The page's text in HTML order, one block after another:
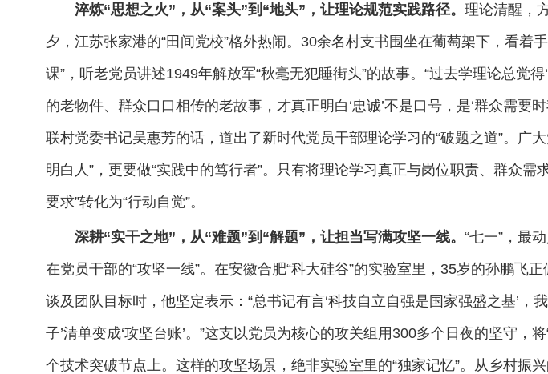
淬炼“思想之火”，从“案头”到“地头”，让理论规范实践路径。 理论清醒，
夕，江苏张家港的“田间党校”格外热闹。30余名村支书围坐在葡萄架下，看着
课”，听老党员讲述1949年解放军“秋毫无犯睡街头”的故事。“过去学理论总觉得
的老物件、群众口口相传的老故事，才真正明白‘忠诚’不是口号，是‘群众需要
联村党委书记吴惠芳的话，道出了新时代党员干部理论学习的“破题之道”。广
明白人”，更要做“实践中的笃行者”。只有将理论学习真正与岗位职责、群众需
要求”转化为“行动自觉”。
深耕“实干之地”，从“难题”到“解题”，让担当写满攻坚一线。 “七一”，最
在党员干部的“攻坚一线”。在安徽合肥“科大硅谷”的实验室里，35岁的孙鹏飞正
谈及团队目标时，他坚定表示：“总书记有言‘科技自立自强是国家强盛之基’，我
子’清单变成‘攻坚台账’。”这支以党员为核心的攻关组用300多个日夜的坚守，
个技术突破节点上。这样的攻坚场景，绝非实验室里的“独家记忆”。从乡村振